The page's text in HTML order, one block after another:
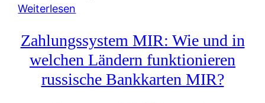
Weiterlesen
c
h
u
f
Zahlungssystem MIR: Wie und in
welchen Ländern funktionieren
russische Bankkarten MIR?